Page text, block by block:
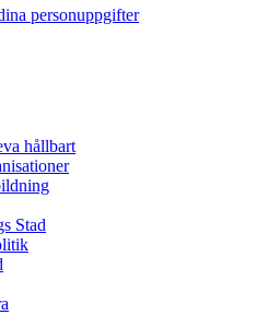
personuppgifter
hållbart
Stad